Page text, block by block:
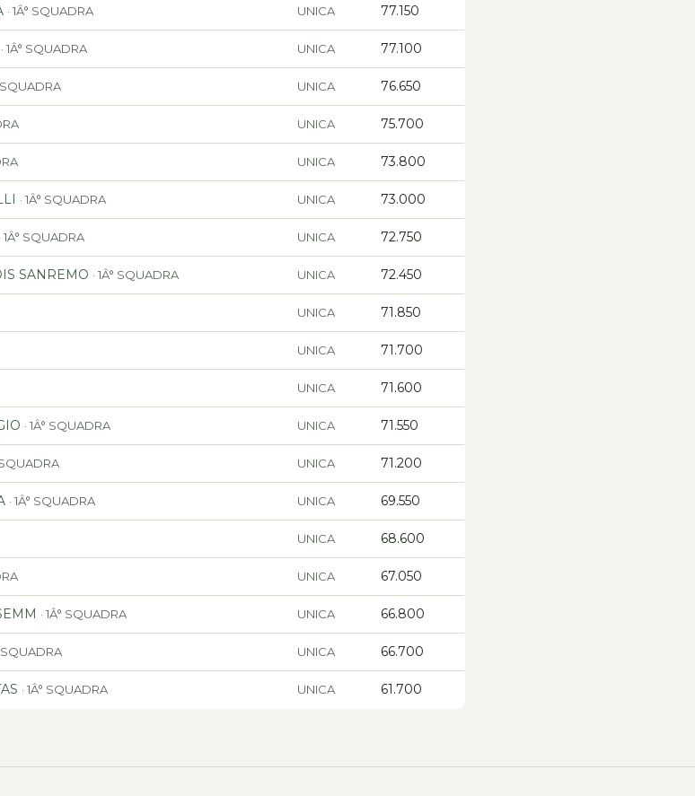
· 1Â° SQUADRA UNICA 77.150
· 1Â° SQUADRA UNICA 77.100
SQUADRA UNICA 76.650
UNICA 75.700
UNICA 73.800
· 1Â° SQUADRA UNICA 73.000
· 1Â° SQUADRA UNICA 72.750
SANREMO · 1Â° SQUADRA UNICA 72.450
UNICA 71.850
UNICA 71.700
UNICA 71.600
· 1Â° SQUADRA UNICA 71.550
SQUADRA UNICA 71.200
· 1Â° SQUADRA UNICA 69.550
UNICA 68.600
UNICA 67.050
· 1Â° SQUADRA UNICA 66.800
SQUADRA UNICA 66.700
· 1Â° SQUADRA UNICA 61.700